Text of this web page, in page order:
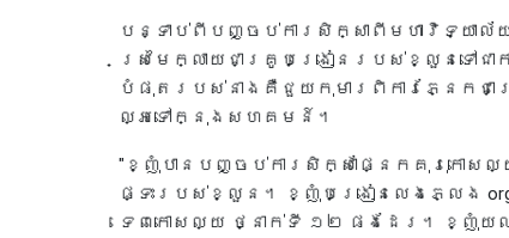
បន្ទាប់ពីបញ្ចប់ការសិក្សាពីមហាវិទ្យាល័
ស្រមៃក្លាយជាគ្រូបង្រៀនរបស់ខ្លួនទៅជ
បំផុតរបស់នាងគឺជួយកុមារពិការភ្នែក
ល្អទៅក្នុងសហគមន៍។
"ខ្ញុំបានបញ្ចប់ការសិក្សាផ្នែកគុរុកោស
ផ្ទះរបស់ខ្លួន។ ខ្ញុំបង្រៀនលេងភ្លេង
ទេពកោសល្យ ថ្នាក់ទី ១២ ផងដែរ។ ខ្ញុំយល់